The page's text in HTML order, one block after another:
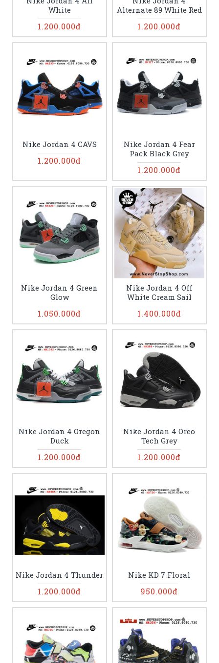
White
1.200.000đ
Alternate 89 White Red
1.200.000đ
Nike Jordan 4 CAVS
1.200.000đ
Nike Jordan 4 Fear
Pack Black Grey
1.200.000đ
Nike Jordan 4 Green
Glow
1.050.000đ
Nike Jordan 4 Off
White Cream Sail
1.400.000đ
Nike Jordan 4 Oregon
Duck
1.200.000đ
Nike Jordan 4 Oreo
Tech Grey
1.200.000đ
Nike Jordan 4 Thunder
1.200.000đ
Nike KD 7 Floral
950.000đ